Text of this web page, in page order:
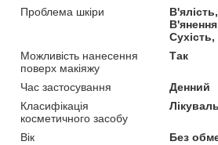
Проблема шкіри
Можливість нанесення
поверх макіяжу
Так
Час застосування
Денний
Класифікація
косметичного засобу
Вік
Без